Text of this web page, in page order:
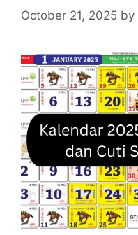
October 21, 2025 by